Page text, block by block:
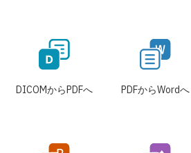
DICOMからPDFへ PDFからWordへ